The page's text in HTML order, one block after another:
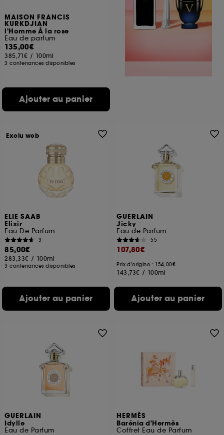
MAISON FRANCIS
KURKDJIAN
l'Homme À la rose
Eau de parfum
135,00€
385,71€ / 100ml
3 contenances disponibles
Ajouter au panier
ELIE SAAB
Elixir
Eau De Parfum
3
85,00€
283,33€ / 100ml
3 contenances disponibles
Ajouter au panier
Exclu web
GUERLAIN
Jicky
Eau de Parfum
55
107,80€
Prix d'origine : 154,00€
143,73€ / 100ml
Ajouter au panier
GUERLAIN
Idylle
Eau de Parfum
HERMÈS
Barénia d'Hermès
Coffret Eau de Parfum